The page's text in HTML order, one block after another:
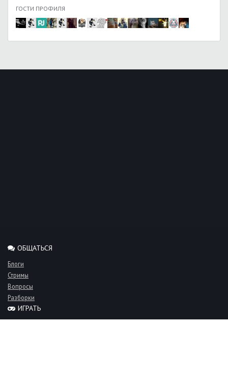
ГОСТИ ПРОФИЛЯ
ОБЩАТЬСЯ
Блоги
Стримы
Вопросы
Разборки
ИГРАТЬ